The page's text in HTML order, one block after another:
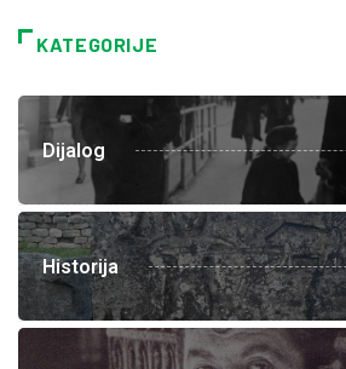
KATEGORIJE
Dijalog
Historija